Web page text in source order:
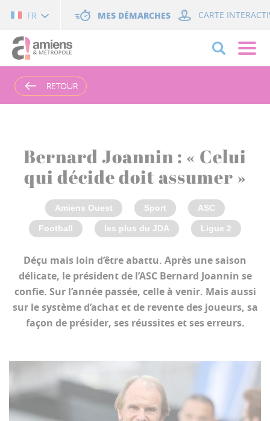
FR MES DÉMARCHES CARTE
RETOUR
RETOUR
Bernard Joannin : « Celui
qui décide doit assumer »
Amiens Ouest Sport ASC
Football les plus du JDA Ligue 2
Déçu mais loin d’être abattu. Après une saison
délicate, le président de l’ASC Bernard Joannin se
confie. Sur l’année passée, celle à venir. Mais aussi
sur le système d’achat et de revente des joueurs, sa
façon de présider, ses réussites et ses erreurs.